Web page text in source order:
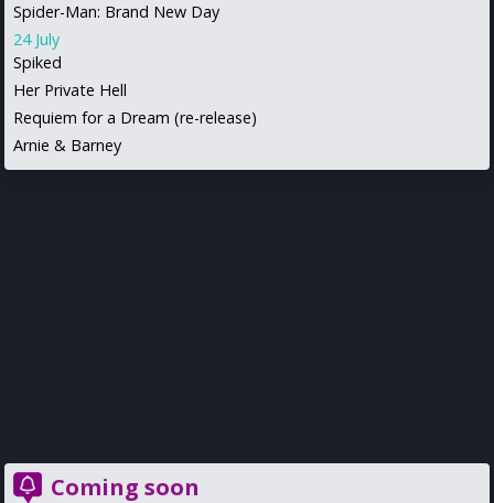
Spider-Man: Brand New Day
24 July
Spiked
Her Private Hell
Requiem for a Dream (re-release)
Arnie & Barney
Coming soon